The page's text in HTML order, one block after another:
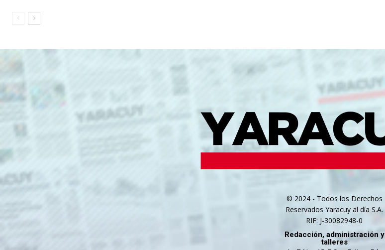
© 2024 - Todos los Derechos
Reservados Yaracuy al día S.A.
RIF: J-30082948-0
Redacción, administración y
talleres